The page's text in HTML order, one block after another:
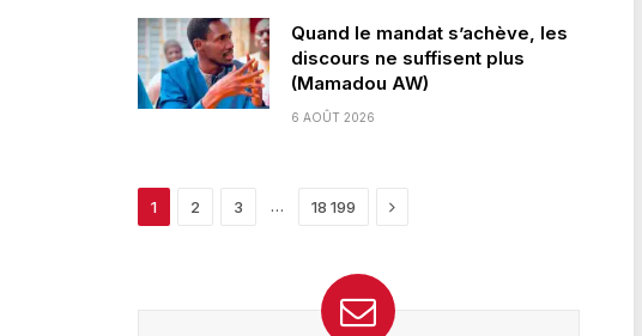
Quand le mandat s’achève, les
discours ne suffisent plus
(Mamadou AW)
6 AOÛT 2026
1 2 3 … 18 199 Next